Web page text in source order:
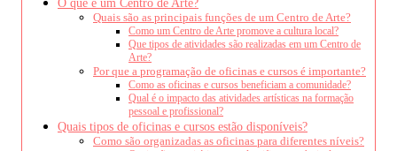
Quais são as principais funções de um Centro de Arte?
Como um Centro de Arte promove a cultura local?
Que tipos de atividades são realizadas em um Centro de
Arte?
Por que a programação de oficinas e cursos é importante?
Como as oficinas e cursos beneficiam a comunidade?
Qual é o impacto das atividades artísticas na formação
pessoal e profissional?
Quais tipos de oficinas e cursos estão disponíveis?
Como são organizadas as oficinas para diferentes níveis?